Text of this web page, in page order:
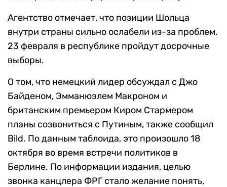
Агентство отмечает, что позиции Шольца
внутри страны сильно ослабели из-за проблем.
23 февраля в республике пройдут досрочные
выборы.
О том, что немецкий лидер обсуждал с Джо
Байденом, Эмманюэлем Макроном и
британским премьером Киром Стармером
планы созвониться с Путиным, также сообщил
Bild. По данным таблоида, это произошло 18
октября во время встречи политиков в
Берлине. По информации издания, целью
звонка канцлера ФРГ стало желание понять,